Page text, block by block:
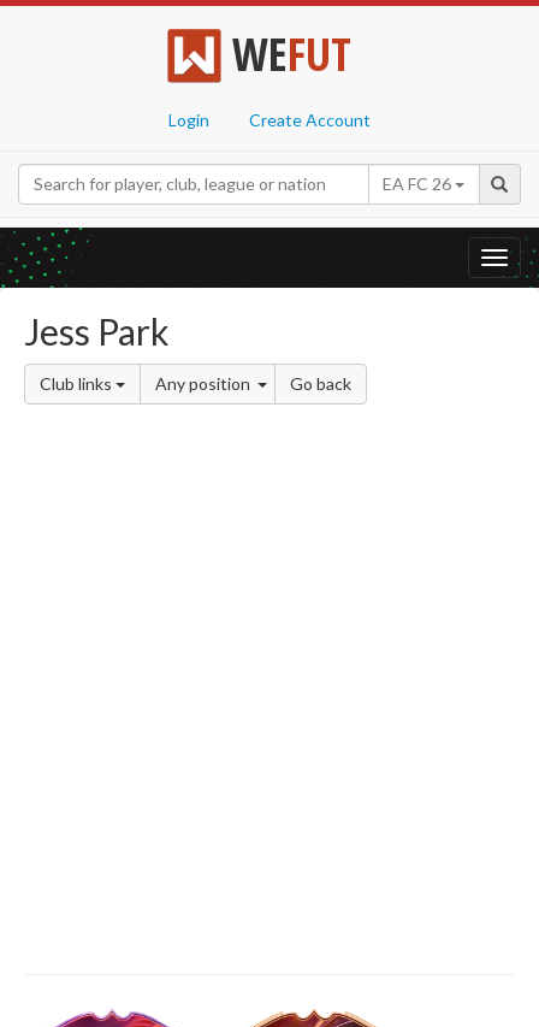
WEFUT
Login Create Account
EA FC 26
Jess Park
Club links Any position Go back